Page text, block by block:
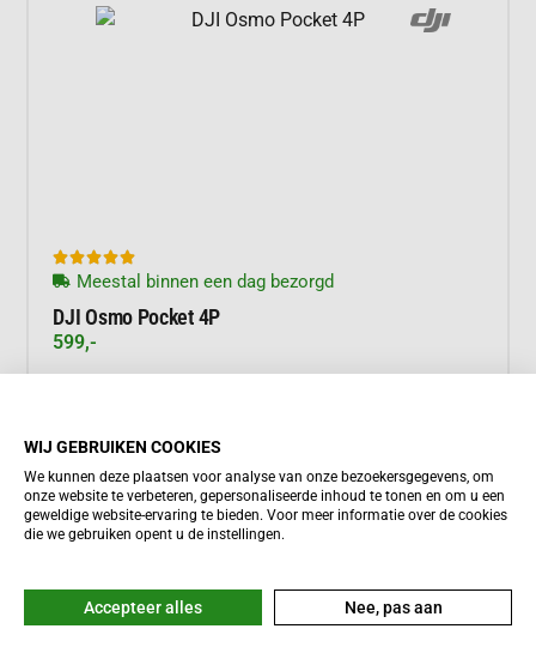

Meestal binnen een dag bezorgd
DJI Osmo Pocket 4P
599,-
Meer informatie
WIJ GEBRUIKEN COOKIES
We kunnen deze plaatsen voor analyse van onze bezoekersgegevens, om
onze website te verbeteren, gepersonaliseerde inhoud te tonen en om u een
geweldige website-ervaring te bieden. Voor meer informatie over de cookies
die we gebruiken opent u de instellingen.
Accepteer alles Nee, pas aan